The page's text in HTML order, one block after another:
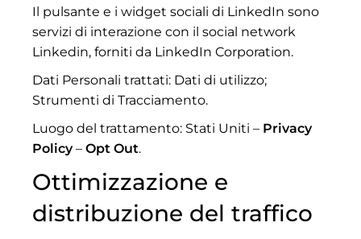
Il pulsante e i widget sociali di LinkedIn sono
servizi di interazione con il social network
Linkedin, forniti da LinkedIn Corporation.
Dati Personali trattati: Dati di utilizzo;
Strumenti di Tracciamento.
Luogo del trattamento: Stati Uniti – Privacy
Policy– Opt Out.
Ottimizzazione e
distribuzione del traffico